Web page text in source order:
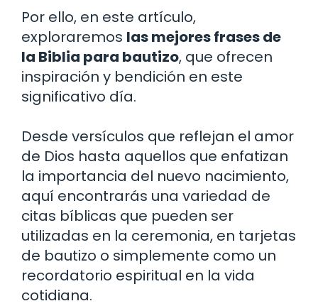
Por ello, en este artículo,
exploraremos las mejores frases de
la Biblia para bautizo, que ofrecen
inspiración y bendición en este
significativo día.
Desde versículos que reflejan el amor
de Dios hasta aquellos que enfatizan
la importancia del nuevo nacimiento,
aquí encontrarás una variedad de
citas bíblicas que pueden ser
utilizadas en la ceremonia, en tarjetas
de bautizo o simplemente como un
recordatorio espiritual en la vida
cotidiana.